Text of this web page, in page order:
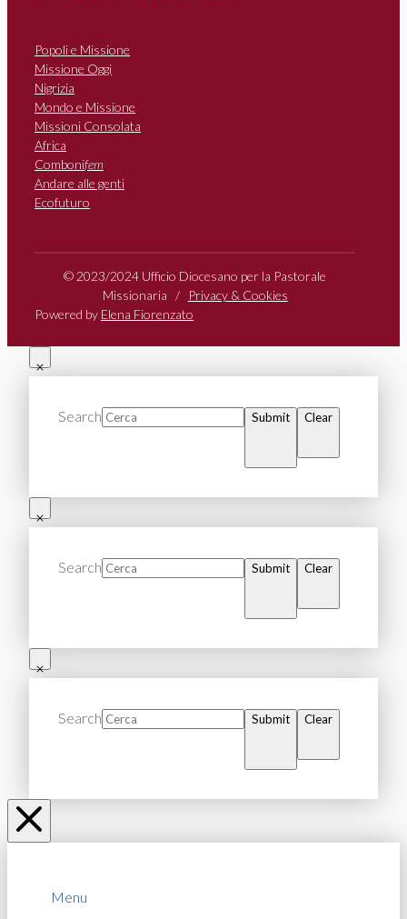
Popoli e Missione
Missione Oggi
Nigrizia
Mondo e Missione
Missioni Consolata
Africa
Combonifem
Andare alle genti
Ecofuturo
© 2023/2024 Ufficio Diocesano per la Pastorale
Missionaria /
Privacy & Cookies
Powered by Elena Fiorenzato
Search Submit Clear
Search Submit Clear
Search Submit Clear
Menu